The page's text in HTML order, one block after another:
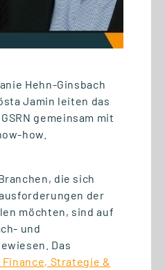
zu
der digitalen
Hehn-Ginsbach
Jamin leiten das
gemeinsam mit
how.
die sich
der
möchten, sind auf
und
Das
Strategie &